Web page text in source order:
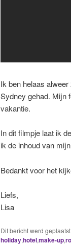
Ik ben helaas
Sydney gehad. Mijn
vakantie.
In dit filmpje laat ik
ik de inhoud van
Bedankt voor het
Liefs,
Lisa
Dit bericht werd
holiday,hotel,make-up,